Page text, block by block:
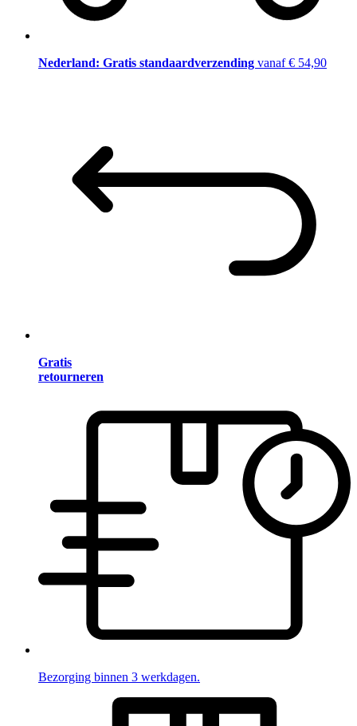
Nederland: Gratis standaardverzending vanaf € 54,90
Gratis
retourneren
Bezorging binnen 3 werkdagen.